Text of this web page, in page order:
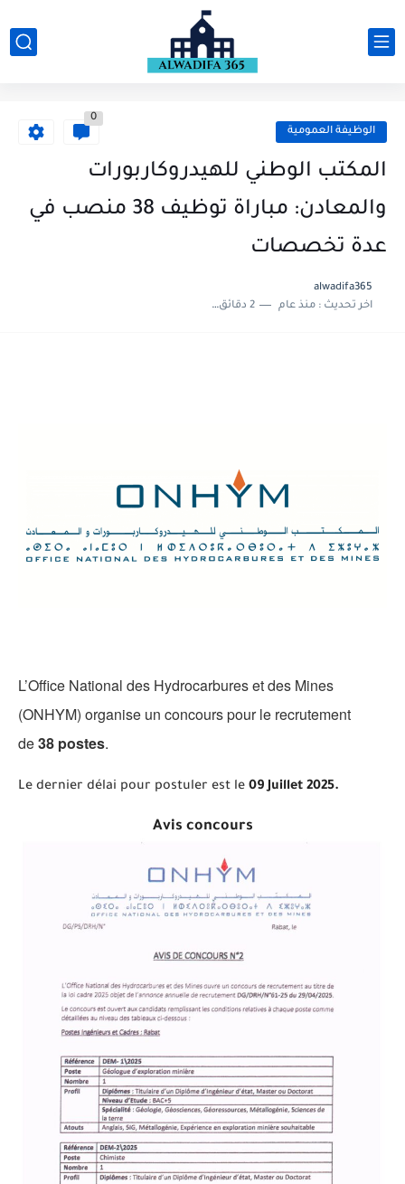
الوظيفة العمومية
0
المكتب الوطني للهيدروكاربورات
والمعادن: مباراة توظيف 38 منصب في
عدة تخصصات
alwadifa365
اخر تحديث :منذ عام 2 دقائق للقراءة
L’Office National des Hydrocarbures et des Mines
(ONHYM) organise un concours pour le recrutement
de38 postes.
Le dernier délai pour postuler est le 09 Juillet 2025.
Avis concours